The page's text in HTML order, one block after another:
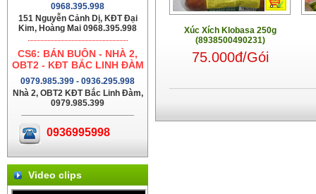
0968.395.998
151 Nguyễn Cảnh Dị, KĐT Đại
Kim, Hoàng Mai 0968.395.998
CS6: BÁN BUÔN - NHÀ 2,
OBT2 - KĐT BẮC LINH ĐÀM
0979.985.399 - 0936.295.998
Nhà 2, OBT2 KĐT Bắc Linh Đàm,
0979.985.399
0936995998
Video clips
Xúc Xích Klobasa 250g
(8938500490231)
75.000đ/Gói